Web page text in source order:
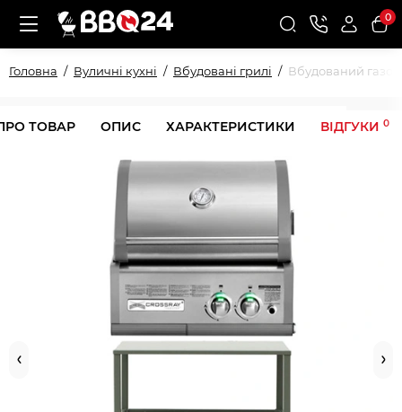
0
Головна Вуличні кухні Вбудовані грилі Вбудований
ТОВАР ОПИС ХАРАКТЕРИСТИКИ ВІДГУКИ 0